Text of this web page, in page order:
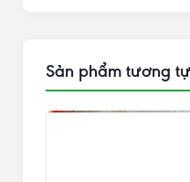
Sản phẩm tương